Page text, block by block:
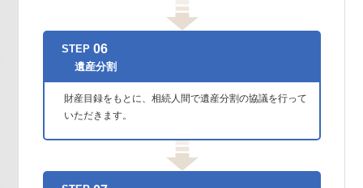
STEP06
遺産分割
財産目録をもとに、相続人間で遺産分割の協議を行って
いただきます。